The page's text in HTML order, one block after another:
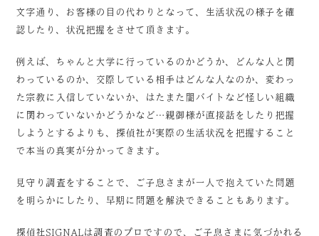
文字通り、お客様の目の代わりとなって、生活状況の様子を確
認したり、状況把握をさせて頂きます。
例えば、ちゃんと大学に行っているのかどうか、どんな人と関
わっているのか、交際している相手はどんな人なのか、変わっ
た宗教に入信していないか、はたまた闇バイトなど怪しい組織
に関わっていないかどうかなど…親御様が直接話をしたり把握
しようとするよりも、探偵社が実際の生活状況を把握すること
で本当の真実が分かってきます。
見守り調査をすることで、ご子息さまが一人で抱えていた問題
を明らかにしたり、早期に問題を解決できることもあります。
探偵社SIGNALは調査のプロですので、ご子息さまに気づかれる